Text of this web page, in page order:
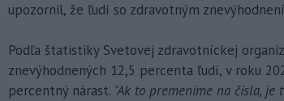
upozornil, že ľudí so zdravotným
Podľa štatistiky Svetovej zdravotníckej
znevýhodnených 12,5 percenta ľudí, v roku
percentný nárast. "Ak to premeníme na čísla,